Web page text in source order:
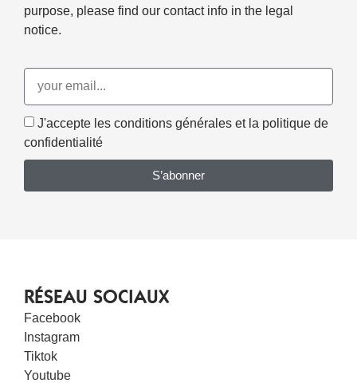
purpose, please find our contact info in the legal
notice.
J'accepte les conditions générales et la politique de
confidentialité
S’abonner
RÉSEAU SOCIAUX
Facebook
Instagram
Tiktok
Youtube